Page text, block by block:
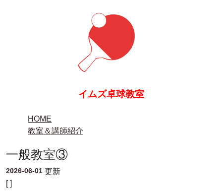
イムズ卓球教室
HOME
教室＆講師紹介
一般教室③
2026-06-01 更新
[ ]